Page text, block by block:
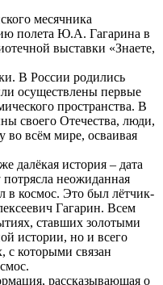
месячника
полета Ю.А. Гагарина в
выставки «Знаете,
В России родились
осуществлены первые
пространства. В
своего Отечества, люди,
во всём мире, осваивая
далёкая история – дата
потрясла неожиданная
в космос. Это был лётчик-
Гагарин. Всем
ставших золотыми
истории, но и всего
с которыми связан
рассказывающая о